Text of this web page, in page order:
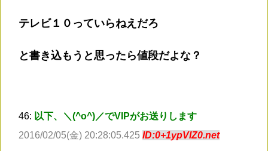
テレビ１０っていらねえだろ
と書き込もうと思ったら値段だよな？
46: 以下、＼(^o^)／でVIPがお送りします
2016/02/05(金) 20:28:05.425 ID:0+1ypVlZ0.net